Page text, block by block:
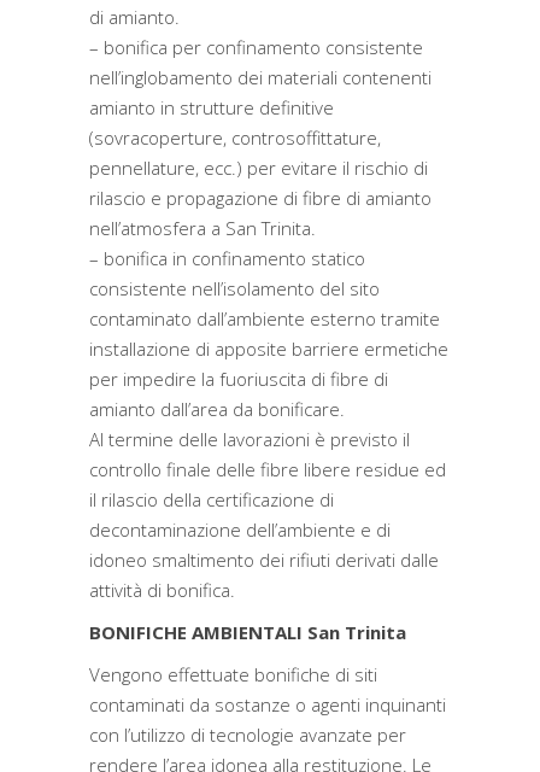
di amianto.
– bonifica per confinamento consistente
nell’inglobamento dei materiali contenenti
amianto in strutture definitive
(sovracoperture, controsoffittature,
pennellature, ecc.) per evitare il rischio di
rilascio e propagazione di fibre di amianto
nell’atmosfera a San Trinita.
– bonifica in confinamento statico
consistente nell’isolamento del sito
contaminato dall’ambiente esterno tramite
installazione di apposite barriere ermetiche
per impedire la fuoriuscita di fibre di
amianto dall’area da bonificare.
Al termine delle lavorazioni è previsto il
controllo finale delle fibre libere residue ed
il rilascio della certificazione di
decontaminazione dell’ambiente e di
idoneo smaltimento dei rifiuti derivati dalle
attività di bonifica.
BONIFICHE AMBIENTALI San Trinita
Vengono effettuate bonifiche di siti
contaminati da sostanze o agenti inquinanti
con l’utilizzo di tecnologie avanzate per
rendere l’area idonea alla restituzione. Le